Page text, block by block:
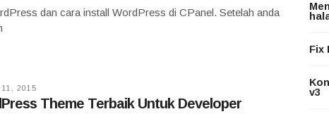
dan cara install WordPress di CPanel. Setelah anda
11, 2015
Theme Terbaik Untuk Developer
Fix
v3